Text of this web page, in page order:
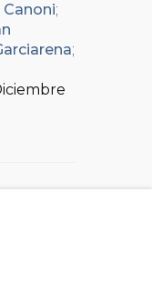
Canoni;
;